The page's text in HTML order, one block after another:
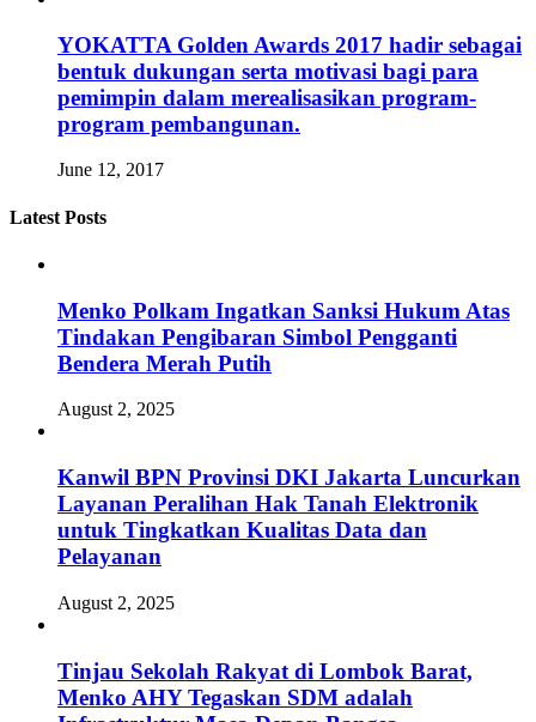
YOKATTA Golden Awards 2017 hadir sebagai
bentuk dukungan serta motivasi bagi para
pemimpin dalam merealisasikan program-
program pembangunan.
June 12, 2017
Latest Posts
Menko Polkam Ingatkan Sanksi Hukum Atas
Tindakan Pengibaran Simbol Pengganti
Bendera Merah Putih
August 2, 2025
Kanwil BPN Provinsi DKI Jakarta Luncurkan
Layanan Peralihan Hak Tanah Elektronik
untuk Tingkatkan Kualitas Data dan
Pelayanan
August 2, 2025
Tinjau Sekolah Rakyat di Lombok Barat,
Menko AHY Tegaskan SDM adalah